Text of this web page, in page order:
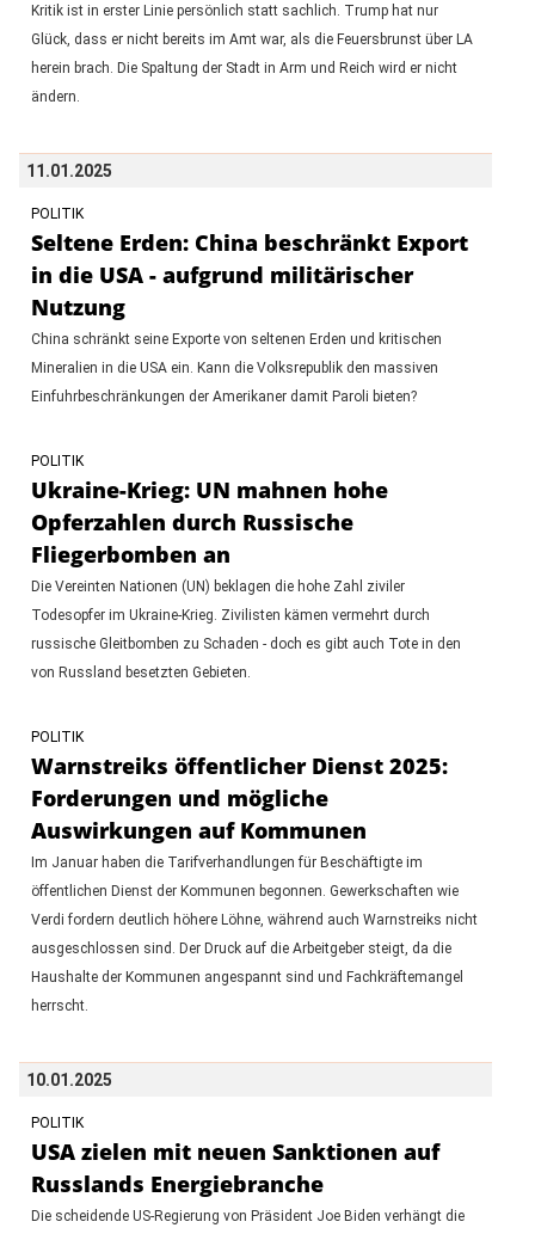
Kritik ist in erster Linie persönlich statt sachlich. Trump hat nur
Glück, dass er nicht bereits im Amt war, als die Feuersbrunst über LA
herein brach. Die Spaltung der Stadt in Arm und Reich wird er nicht
ändern.
11.01.2025
POLITIK
Seltene Erden: China beschränkt Export
in die USA - aufgrund militärischer
Nutzung
China schränkt seine Exporte von seltenen Erden und kritischen
Mineralien in die USA ein. Kann die Volksrepublik den massiven
Einfuhrbeschränkungen der Amerikaner damit Paroli bieten?
POLITIK
Ukraine-Krieg: UN mahnen hohe
Opferzahlen durch Russische
Fliegerbomben an
Die Vereinten Nationen (UN) beklagen die hohe Zahl ziviler
Todesopfer im Ukraine-Krieg. Zivilisten kämen vermehrt durch
russische Gleitbomben zu Schaden - doch es gibt auch Tote in den
von Russland besetzten Gebieten.
POLITIK
Warnstreiks öffentlicher Dienst 2025:
Forderungen und mögliche
Auswirkungen auf Kommunen
Im Januar haben die Tarifverhandlungen für Beschäftigte im
öffentlichen Dienst der Kommunen begonnen. Gewerkschaften wie
Verdi fordern deutlich höhere Löhne, während auch Warnstreiks nicht
ausgeschlossen sind. Der Druck auf die Arbeitgeber steigt, da die
Haushalte der Kommunen angespannt sind und Fachkräftemangel
herrscht.
10.01.2025
POLITIK
USA zielen mit neuen Sanktionen auf
Russlands Energiebranche
Die scheidende US-Regierung von Präsident Joe Biden verhängt die